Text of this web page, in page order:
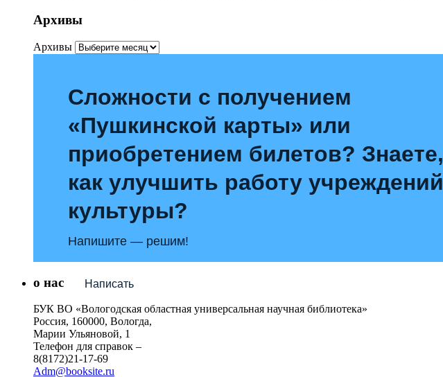
Архивы
Архивы
Сложности с получением
«Пушкинской карты» или
приобретением билетов? Знаете,
как улучшить работу учреждений
культуры?
Напишите — решим!
Написать
о нас
БУК ВО «Вологодская областная универсальная научная библиотека»
Россия, 160000, Вологда,
Марии Ульяновой, 1
Телефон для справок –
8(8172)21-17-69
Adm@booksite.ru